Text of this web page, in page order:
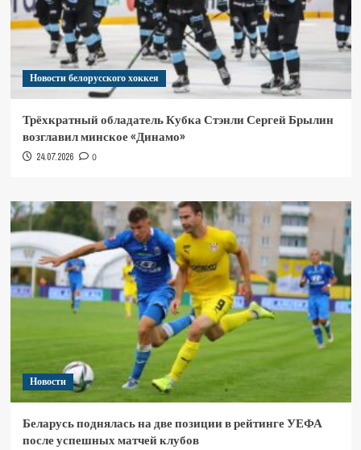
Новости белорусского хоккея
Трёхкратный обладатель Кубка Стэнли Сергей Брылин
возглавил минское «Динамо»
24.07.2026 0
Новости
Беларусь поднялась на две позиции в рейтинге УЕФА
после успешных матчей клубов